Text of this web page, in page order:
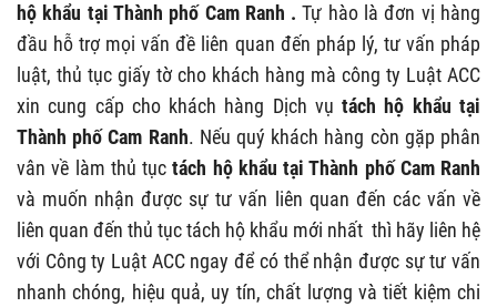
hộ khẩu tại Thành phố Cam Ranh .Tự hào là đơn vị hàng
đầu hỗ trợ mọi vấn đề liên quan đến pháp lý, tư vấn pháp
luật, thủ tục giấy tờ cho khách hàng mà công ty Luật ACC
xin cung cấp cho khách hàng Dịch vụtách hộ khẩu tại
Thành phố Cam Ranh. Nếu quý khách hàng còn gặp phân
vân về làm thủ tụctách hộ khẩu tại Thành phố Cam Ranh
và muốn nhận được sự tư vấn liên quan đến các vấn về
liên quan đến thủ tục tách hộ khẩu mới nhất thì hãy liên hệ
với Công ty Luật ACC ngay để có thể nhận được sự tư vấn
nhanh chóng, hiệu quả, uy tín, chất lượng và tiết kiệm chi